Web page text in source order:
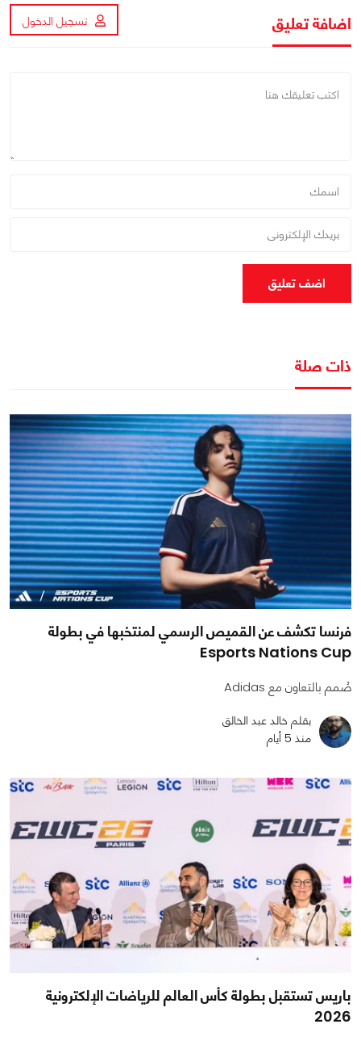
اضافة تعليق تسجيل الدخول
اضف تعليق
ذات صلة
فرنسا تكشف عن القميص الرسمي لمنتخبها في بطولة
Esports Nations Cup
صُمم بالتعاون مع Adidas
بقلم خالد عبد الخالق
منذ 5 أيام
باريس تستقبل بطولة كأس العالم للرياضات الإلكترونية
2026